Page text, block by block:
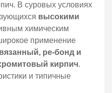
В суровых условиях
высокими
химическим
применение
ре-бонд и
кирпич.
и типичные